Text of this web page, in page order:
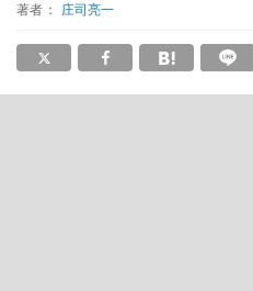
著者： 庄司亮一